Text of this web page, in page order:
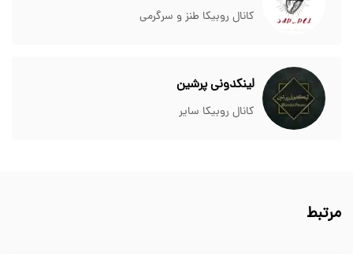
کانال روبیکا طنز و سرگرمی
لینکدونی پرشین
کانال روبیکا سایر
مرتبط